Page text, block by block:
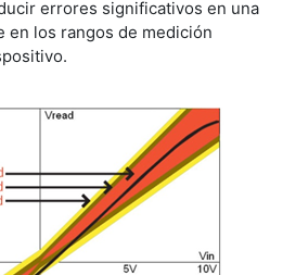
errores significativos en una
en los rangos de medición